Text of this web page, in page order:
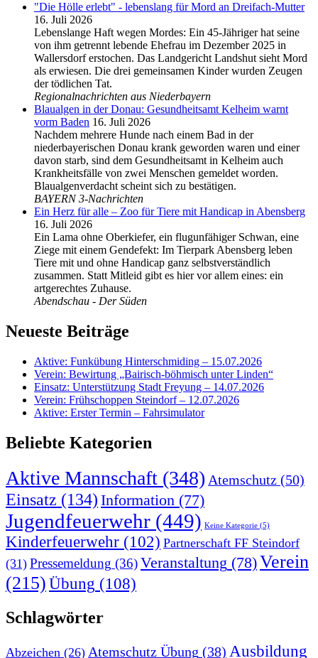
"Die Hölle erlebt" - lebenslang für Mord an Dreifach-Mutter
16. Juli 2026
Lebenslange Haft wegen Mordes: Ein 45-Jähriger hat seine
von ihm getrennt lebende Ehefrau im Dezember 2025 in
Wallersdorf erstochen. Das Landgericht Landshut sieht Mord
als erwiesen. Die drei gemeinsamen Kinder wurden Zeugen
der tödlichen Tat.
Regionalnachrichten aus Niederbayern
Blaualgen in der Donau: Gesundheitsamt Kelheim warnt
vorm Baden 16. Juli 2026
Nachdem mehrere Hunde nach einem Bad in der
niederbayerischen Donau krank geworden waren und einer
davon starb, sind dem Gesundheitsamt in Kelheim auch
Krankheitsfälle von zwei Menschen gemeldet worden.
Blaualgenverdacht scheint sich zu bestätigen.
BAYERN 3-Nachrichten
Ein Herz für alle – Zoo für Tiere mit Handicap in Abensberg
16. Juli 2026
Ein Lama ohne Oberkiefer, ein flugunfähiger Schwan, eine
Ziege mit einem Gendefekt: Im Tierpark Abensberg leben
Tiere mit und ohne Handicap ganz selbstverständlich
zusammen. Statt Mitleid gibt es hier vor allem eines: ein
artgerechtes Zuhause.
Abendschau - Der Süden
Neueste Beiträge
Aktive: Funkübung Hinterschmiding – 15.07.2026
Verein: Bewirtung „Bairisch-böhmisch unter Linden“
Einsatz: Unterstützung Stadt Freyung – 14.07.2026
Verein: Frühschoppen Steindorf – 12.07.2026
Aktive: Erster Termin – Fahrsimulator
Beliebte Kategorien
Aktive Mannschaft (348) Atemschutz (50)
Einsatz (134) Information (77)
Jugendfeuerwehr (449) Keine Kategorie (5)
Kinderfeuerwehr (102) Partnerschaft FF Steindorf
(31) Pressemeldung (36)Veranstaltung (78)Verein
(215)Übung (108)
Schlagwörter
Abzeichen (26) Atemschutz Übung (38) Ausbildung